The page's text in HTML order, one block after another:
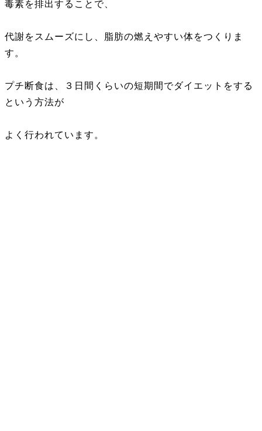
毒素を排出することで、
代謝をスムーズにし、脂肪の燃えやすい体をつくりま
す。
プチ断食は、３日間くらいの短期間でダイエットをする
という方法が
よく行われています。